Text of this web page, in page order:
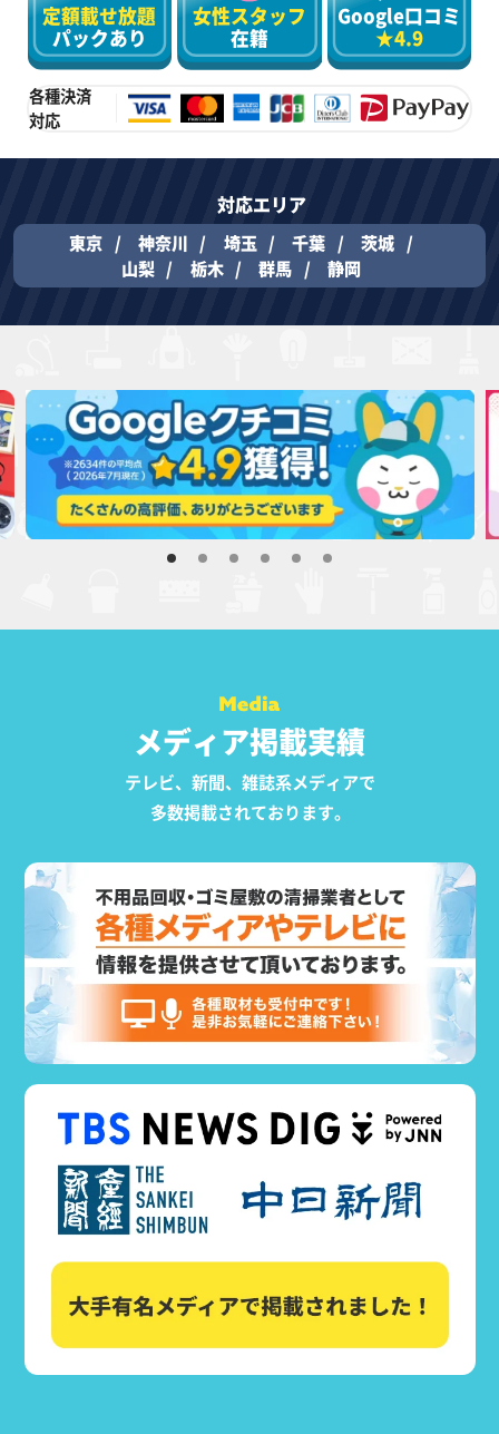
定額載せ放題
パックあり
女性スタッフ
在籍
Google口コミ
★4.9
各種決済
対応
対応エリア
東京 神奈川 埼玉 千葉
茨城
山梨
栃木 群馬 静岡
メディア掲載実績
テレビ、新聞、雑誌系メディアで
多数掲載されております。